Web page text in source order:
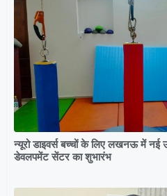
न्यूरो डाइवर्स बच्चों के लिए लखनऊ में नई
डेवलपमेंट सेंटर का शुभारंभ